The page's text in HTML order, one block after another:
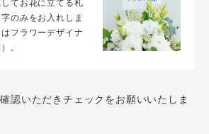
てお花に立てる札
のみをお入れしま
フラワーデザイナ
。
認いただきチェックをお願いいたしま